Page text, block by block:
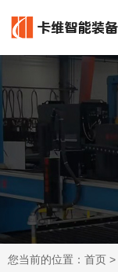
您当前的位置： 首页 >